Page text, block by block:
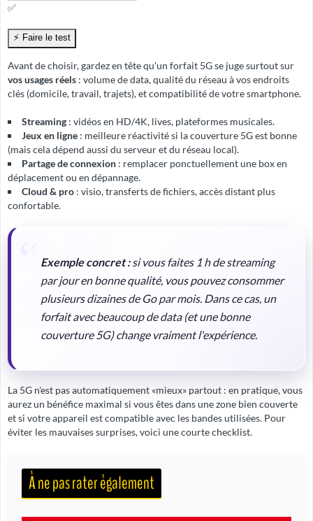
✅
Avant de choisir, gardez en tête qu'un forfait 5G se juge surtout sur
vos usages réels : volume de data, qualité du réseau à vos endroits
clés (domicile, travail, trajets), et compatibilité de votre smartphone.
Streaming : vidéos en HD/4K, lives, plateformes musicales.
Jeux en ligne : meilleure réactivité si la couverture 5G est bonne
(mais cela dépend aussi du serveur et du réseau local).
Partage de connexion : remplacer ponctuellement une box en
déplacement ou en dépannage.
Cloud & pro : visio, transferts de fichiers, accès distant plus
confortable.
Exemple concret :si vous faites 1 h de streaming
par jour en bonne qualité, vous pouvez consommer
plusieurs dizaines de Go par mois. Dans ce cas, un
forfait avecbeaucoup de data(et une bonne
couverture 5G) change vraiment l'expérience.
La 5G n'est pas automatiquement «mieux» partout : en pratique, vous
aurez un bénéfice maximal si vous êtes dans une zone bien couverte
et si votre appareil est compatible avec les bandes utilisées. Pour
éviter les mauvaises surprises, voici une courte checklist.
À ne pas rater également